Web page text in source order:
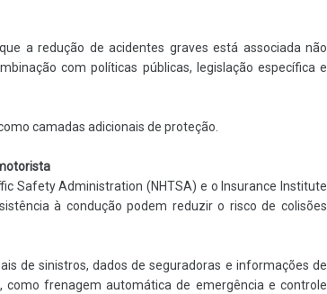
a redução de acidentes graves está associada não
com políticas públicas, legislação específica e
camadas adicionais de proteção.
Safety Administration (NHTSA) e o Insurance Institute
à condução podem reduzir o risco de colisões
de sinistros, dados de seguradoras e informações de
frenagem automática de emergência e controle